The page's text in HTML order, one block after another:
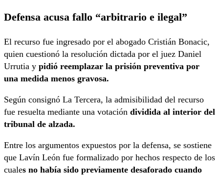
Defensa acusa fallo “arbitrario e ilegal”
El recurso fue ingresado por el abogado Cristián Bonacic,
quien cuestionó la resolución dictada por el juez Daniel
Urrutia y pidió reemplazar la prisión preventiva por
una medida menos gravosa.
Según consignó La Tercera, la admisibilidad del recurso
fue resuelta mediante una votación dividida al interior del
tribunal de alzada.
Entre los argumentos expuestos por la defensa, se sostiene
que Lavín León fue formalizado por hechos respecto de los
cuales no había sido previamente desaforado cuando